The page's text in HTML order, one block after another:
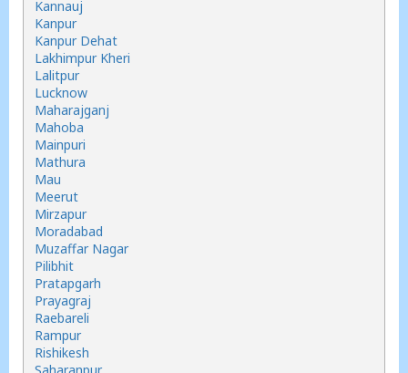
Kannauj
Kanpur
Kanpur Dehat
Lakhimpur Kheri
Lalitpur
Lucknow
Maharajganj
Mahoba
Mainpuri
Mathura
Mau
Meerut
Mirzapur
Moradabad
Muzaffar Nagar
Pilibhit
Pratapgarh
Prayagraj
Raebareli
Rampur
Rishikesh